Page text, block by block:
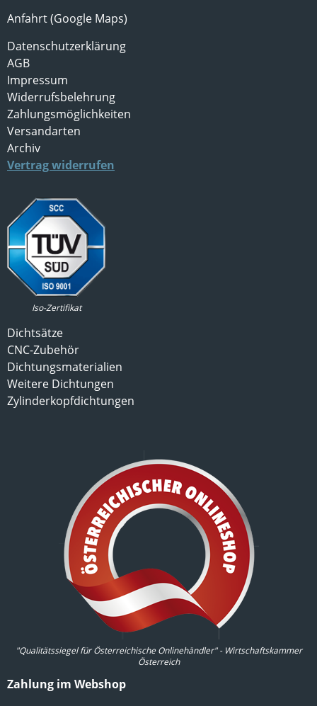
Anfahrt (Google Maps)
Datenschutzerklärung
AGB
Impressum
Widerrufsbelehrung
Zahlungsmöglichkeiten
Versandarten
Archiv
Vertrag widerrufen
Iso-Zertifikat
Dichtsätze
CNC-Zubehör
Dichtungsmaterialien
Weitere Dichtungen
Zylinderkopfdichtungen
"Qualitätssiegel für Österreichische Onlinehändler" - Wirtschaftskammer
Österreich
Zahlung im Webshop